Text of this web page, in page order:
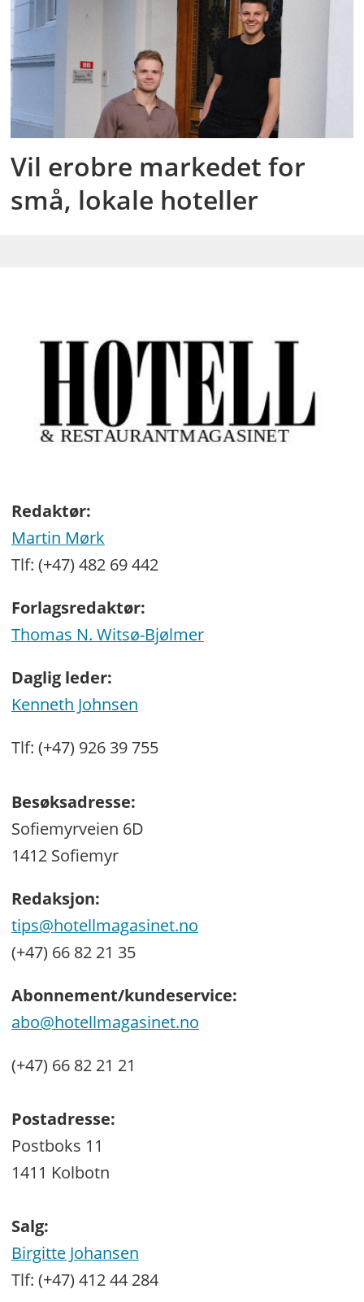
Vil erobre markedet for
små, lokale hoteller
Redaktør:
Martin Mørk
Tlf: (+47) 482 69 442
Forlagsredaktør:
Thomas N. Witsø-Bjølmer
Daglig leder:
Kenneth Johnsen
Tlf: (+47) 926 39 755
Besøksadresse:
Sofiemyrveien 6D
1412 Sofiemyr
Redaksjon:
tips@hotellmagasinet.no
(+47) 66 82 21 35
Abonnement/kundeservice:
abo@hotellmagasinet.no
(+47) 66 82 21 21
Postadresse:
Postboks 11
1411 Kolbotn
Salg:
Birgitte Johansen
Tlf: (+47) 412 44 284